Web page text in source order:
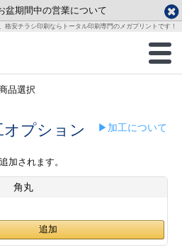
盆期間中の営業について
格安チラシ印刷ならトータル印刷専門のメガプリントです！
商品一覧
利用ガイド
成ガイド
ンプレート
土
1
15
29
土
品選択
オプション ▶加工について
加されます。
角丸